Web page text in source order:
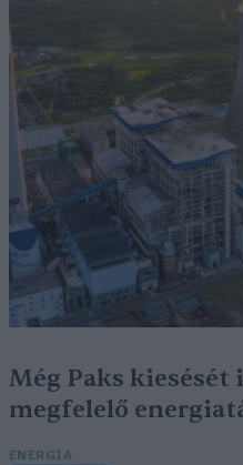
Még Paks
megfelelő
ENERGIA